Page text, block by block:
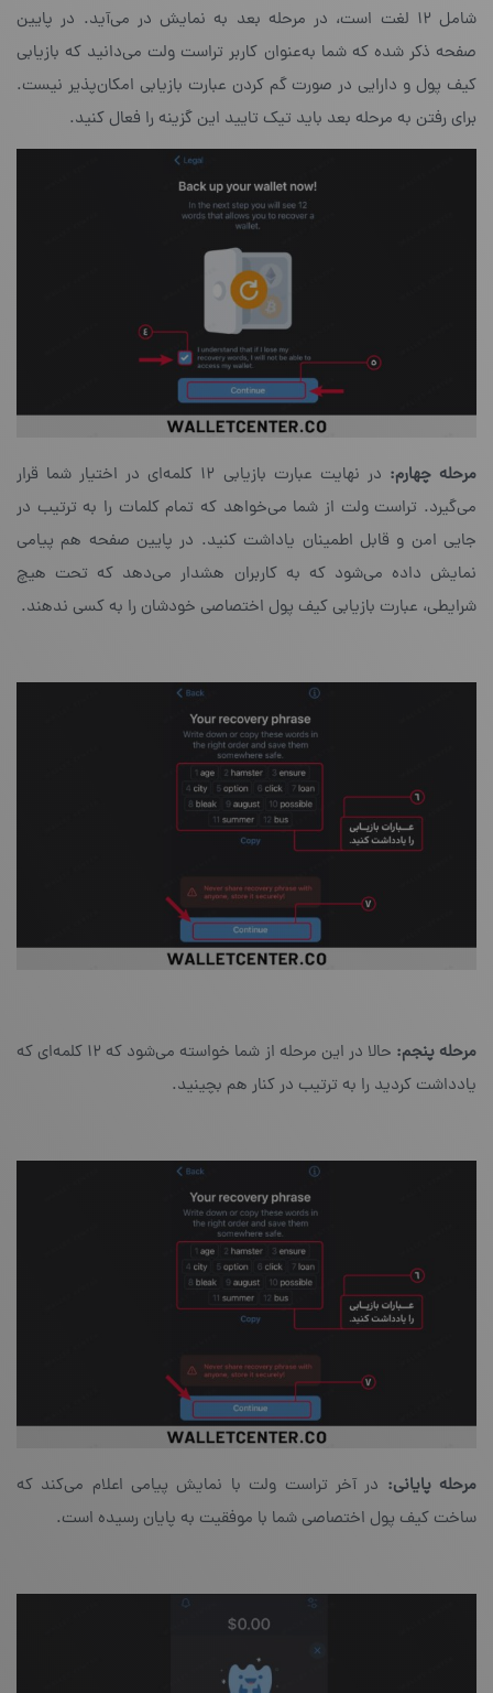
شامل ۱۲ لغت است، در مرحله‌ بعد به نمایش در می‌آید. در پایین
صفحه ذکر شده که شما به‌عنوان کاربر تراست ولت می‌دانید که بازیابی
کیف پول و دارایی در صورت گم کردن عبارت بازیابی امکان‌پذیر نیست.
برای رفتن به مرحله‌ بعد باید تیک تایید این گزینه را فعال کنید.
مرحله چهارم:
در نهایت عبارت بازیابی ۱۲ کلمه‌ای در اختیار شما قرار
می‌گیرد. تراست ولت از شما می‌خواهد که تمام کلمات را به ترتیب در
جایی امن و قابل اطمینان یاداشت کنید. در پایین صفحه هم پیامی
نمایش داده می‌شود که به کاربران هشدار می‌دهد که تحت هیچ
شرایطی، عبارت بازیابی کیف پول اختصاصی خودشان را به کسی ندهند.
مرحله پنجم:
حالا در این مرحله از شما خواسته می‌‎شود که ۱۲ کلمه‌ای که
یادداشت کردید را به ترتیب در کنار هم بچینید.
مرحله پایانی: در آخر تراست ولت با نمایش پیامی اعلام می‌کند که
ساخت کیف پول اختصاصی شما با موفقیت به پایان رسیده است.